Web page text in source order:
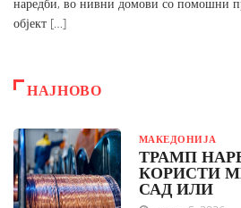
објект […]
НАЈНОВО
МАКЕДОНИЈА
ТРАМП
КОРИСТИ
САД ИЛИ